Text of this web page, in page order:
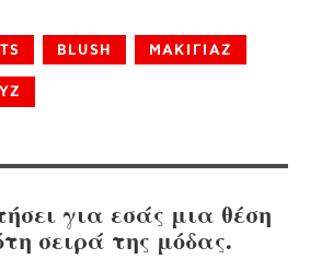
BLUSH ΜΑΚΙΓΙΑΖ
για εσάς μια θέση
σειρά της μόδας.